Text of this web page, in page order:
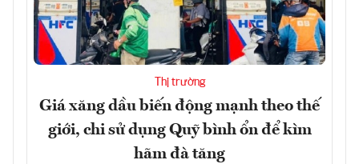
Thị trường
Giá xăng dầu biến động mạnh theo thế
giới, chi sử dụng Quỹ bình ổn để kìm
hãm đà tăng